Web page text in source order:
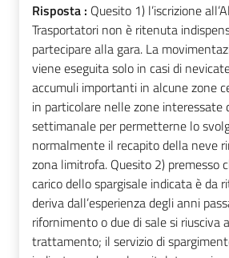
Risposta : Quesito 1) l’iscrizione
Trasportatori non è ritenuta
partecipare alla gara. La
viene eseguita solo in casi di
accumuli importanti in alcune zone
in particolare nelle zone interessate
settimanale per permetterne lo
normalmente il recapito della neve
zona limitrofa. Quesito 2) premesso
carico dello spargisale indicata è da
deriva dall’esperienza degli anni
rifornimento o due di sale si riusciva
trattamento; il servizio di